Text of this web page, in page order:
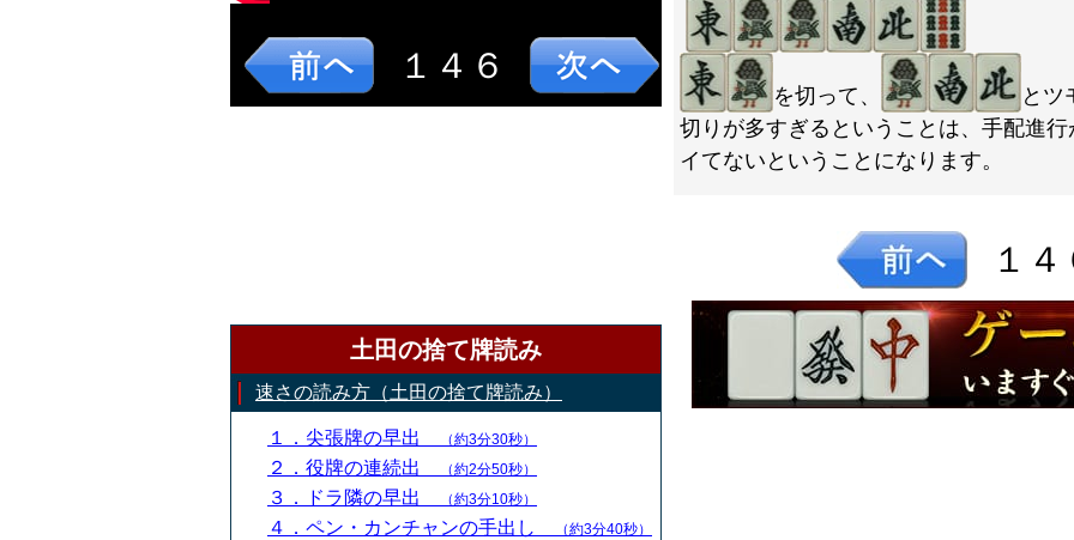
１４６
土田の捨て牌読み
速さの読み方（土田の捨て牌読み）
１．尖張牌の早出 （約3分30秒）
２．役牌の連続出 （約2分50秒）
３．ドラ隣の早出 （約3分10秒）
４．ペン・カンチャンの手出し （約3分40秒）
を切って、
とツ
切りが多すぎるということは、手配進
イてないということになります。
１４